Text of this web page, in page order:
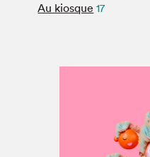
Espace enseignant·e·s
Au kiosque 17